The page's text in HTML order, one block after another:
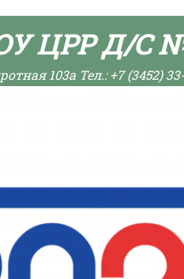
ЦРР Д/С
103а Тел.: +7 (3452)